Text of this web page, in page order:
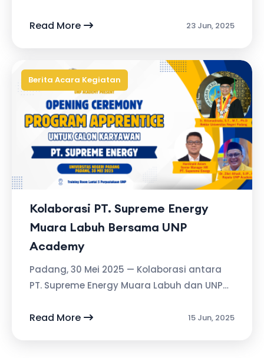
daring. Diikuti 38 Peserta yang terdiri...
Read More 23 Jun, 2025
Berita Acara Kegiatan
Kolaborasi PT. Supreme Energy
Muara Labuh Bersama UNP
Academy
Padang, 30 Mei 2025 — Kolaborasi antara
PT. Supreme Energy Muara Labuh dan UNP
konkret melalui pelaksanaan kegiatan
Read More 15 Jun, 2025